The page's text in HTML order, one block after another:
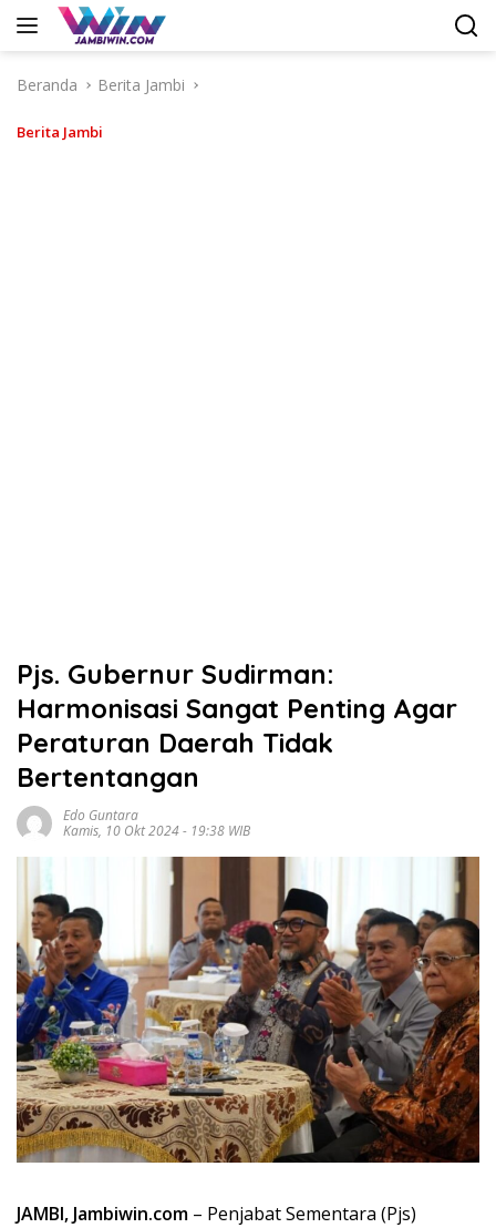
Langsung
Beranda
Berita Jambi
Berita Jambi
Pjs. Gubernur Sudirman:
Harmonisasi Sangat Penting Agar
Peraturan Daerah Tidak
Bertentangan
Edo Guntara
Kamis, 10 Okt 2024 - 19:38 WIB
JAMBI, Jambiwin.com – Penjabat Sementara (Pjs)